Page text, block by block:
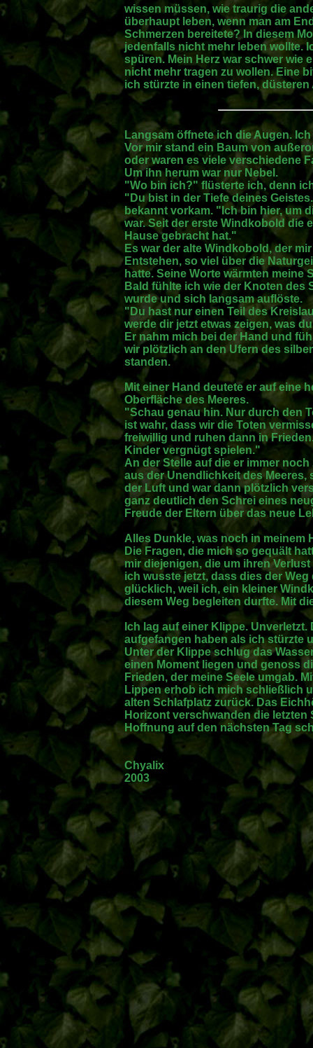
wissen müssen, wie traurig die
überhaupt leben, wenn man am
Schmerzen bereitete? In diesem
jedenfalls nicht mehr leben wollte.
spüren. Mein Herz war schwer wie
nicht mehr tragen zu wollen. Eine
ich stürzte in einen tiefen,
Langsam öffnete ich die Augen.
Vor mir stand ein Baum von
oder waren es viele verschiedene
Um ihn herum war nur Nebel.
"Wo bin ich?" flüsterte ich, denn
"Du bist in der Tiefe deines
bekannt vorkam. "Ich bin hier, um
war. Seit der erste Windkobold die
Hause gebracht hat."
Es war der alte Windkobold, der
Entstehen, so viel über die
hatte. Seine Worte wärmten meine
Bald fühlte ich wie der Knoten des
wurde und sich langsam auflöste.
"Du hast nur einen Teil des
werde dir jetzt etwas zeigen, was
Er nahm mich bei der Hand und
wir plötzlich an den Ufern des
standen.
Mit einer Hand deutete er auf eine
Oberfläche des Meeres.
"Schau genau hin. Nur durch den
ist wahr, dass wir die Toten
freiwillig und ruhen dann in
Kinder vergnügt spielen."
An der Stelle auf die er immer
aus der Unendlichkeit des
der Luft und war dann plötzlich
ganz deutlich den Schrei eines
Freude der Eltern über das neue
Alles Dunkle, was noch in meinem
Die Fragen, die mich so gequält
mir diejenigen, die um ihren
ich wusste jetzt, dass dies der
glücklich, weil ich, ein kleiner
diesem Weg begleiten durfte. Mit
Ich lag auf einer Klippe.
aufgefangen haben als ich stürzte
Unter der Klippe schlug das
einen Moment liegen und genoss
Frieden, der meine Seele umgab.
Lippen erhob ich mich schließlich
alten Schlafplatz zurück. Das
Horizont verschwanden die
Hoffnung auf den nächsten Tag
Chyalix
2003